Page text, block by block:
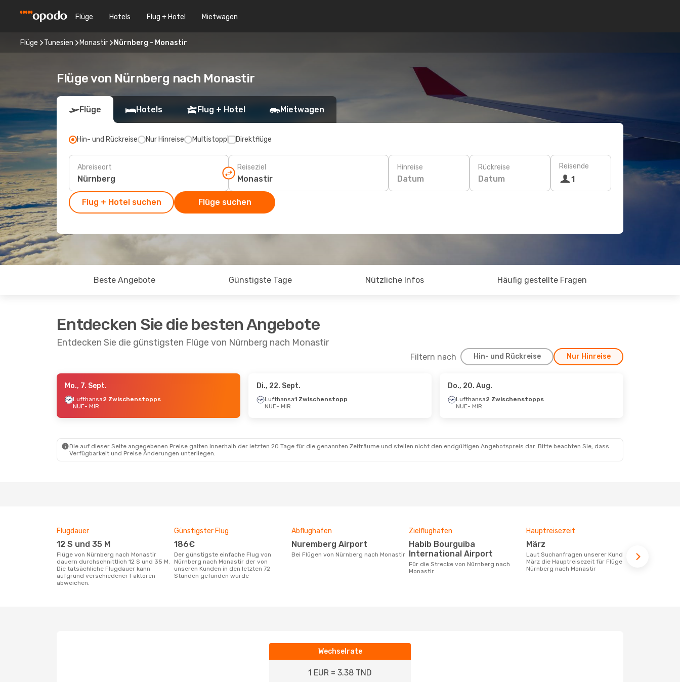
Flüge Hotels Flug + Hotel Mietwagen
Flüge Tunesien Monastir Nürnberg - Monastir
Flüge von Nürnberg nach Monastir
Flüge Hotels Flug + Hotel Mietwagen
Hin- und Rückreise Nur Hinreise Multistopp Direktflüge
Abreiseort Reiseziel Hinreise
Datum
Rückreise
Datum
Reisende
1
Flug + Hotel suchen Flüge suchen
Beste Angebote Günstigste Tage Nützliche Infos Häufig gestellte Fragen
Entdecken Sie die besten Angebote
Entdecken Sie die günstigsten Flüge von Nürnberg nach Monastir
Filtern nach Hin- und Rückreise Nur Hinreise
- Fr., 18. Sept.
1 Zwischenstopp
- Do., 27. Aug.
2 Zwischenstopps
- Fr., 4. Sept.
3 Zwischenstopps
Mo., 7. Sept.
Lufthansa2 Zwischenstopps
NUE- MIR
Di., 22. Sept.
Lufthansa1 Zwischenstopp
NUE- MIR
Do., 20. Aug.
Lufthansa2 Zwischenstopps
NUE- MIR
Die auf dieser Seite angegebenen Preise galten innerhalb der letzten 20 Tage für die genannten Zeiträume und stellen nicht den endgültigen Angebotspreis dar. Bitte beachten Sie, dass
Verfügbarkeit und Preise Änderungen unterliegen.
Flugdauer
12 S und 35 M
Flüge von Nürnberg nach Monastir
dauern durchschnittlich 12 S und 35 M.
Die tatsächliche Flugdauer kann
aufgrund verschiedener Faktoren
abweichen.
Günstigster Flug
186€
Der günstigste einfache Flug von
Nürnberg nach Monastir der von
unseren Kunden in den letzten 72
Stunden gefunden wurde
Abflughafen
Nuremberg Airport
Bei Flügen von Nürnberg nach Monastir
Zielflughafen
Habib Bourguiba
International Airport
Für die Strecke von Nürnberg nach
Monastir
Hauptreisezeit
März
Laut Suchanfragen unserer Kunden ist
März die Hauptreisezeit für Flüge von
Nürnberg nach Monastir
Wechselrate
1 EUR = 3.38 TND